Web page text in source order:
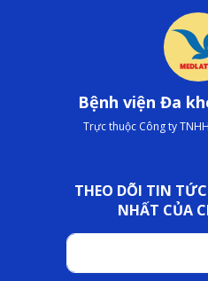
Bệnh viện Đa
Trực thuộc Công ty
THEO DÕI TIN
NHẤT CỦA